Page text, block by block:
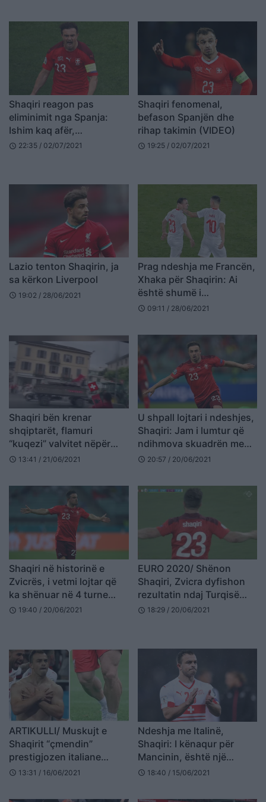
Shaqiri reagon pas
eliminimit nga Spanja:
Ishim kaq afër,
faleminderit tifozëve për
schedule 22:35 / 02/07/2021
Shaqiri fenomenal,
befason Spanjën dhe
rihap takimin (VIDEO)
schedule 19:25 / 02/07/2021
Lazio tenton Shaqirin, ja
sa kërkon Liverpool
schedule 19:02 / 28/06/2021
Prag ndeshja me Francën,
Xhaka për Shaqirin: Ai
është shumë i
rëndësishëm për ne
schedule 09:11 / 28/06/2021
Shaqiri bën krenar
shqiptarët, flamuri
“kuqezi” valvitet nëpër
rrugët e Zvicrës (VIDEO)
schedule 13:41 / 21/06/2021
U shpall lojtari i ndeshjes,
Shaqiri: Jam i lumtur që
ndihmova skuadrën me
dy gola
schedule 20:57 / 20/06/2021
Shaqiri në historinë e
Zvicrës, i vetmi lojtar që
ka shënuar në 4 turne
radhazi
schedule 19:40 / 20/06/2021
EURO 2020/ Shënon
Shaqiri, Zvicra dyfishon
rezultatin ndaj Turqisë
(VIDEO)
schedule 18:29 / 20/06/2021
ARTIKULLI/ Muskujt e
Shaqirit “çmendin”
prestigjozen italiane
(FOTO LAJM)
schedule 13:31 / 16/06/2021
Ndeshja me Italinë,
Shaqiri: I kënaqur për
Mancinin, është një
trajner i madh
schedule 18:40 / 15/06/2021